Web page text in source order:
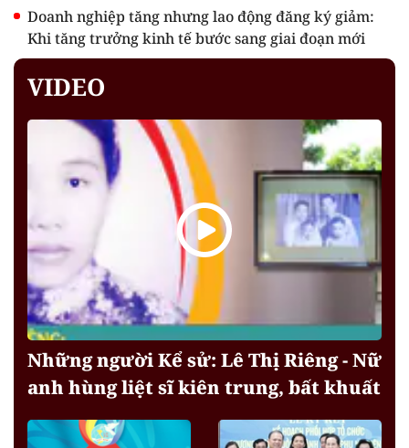
Doanh nghiệp tăng nhưng lao động đăng ký giảm:
Khi tăng trưởng kinh tế bước sang giai đoạn mới
VIDEO
Những người Kể sử: Lê Thị Riêng - Nữ
anh hùng liệt sĩ kiên trung, bất khuất